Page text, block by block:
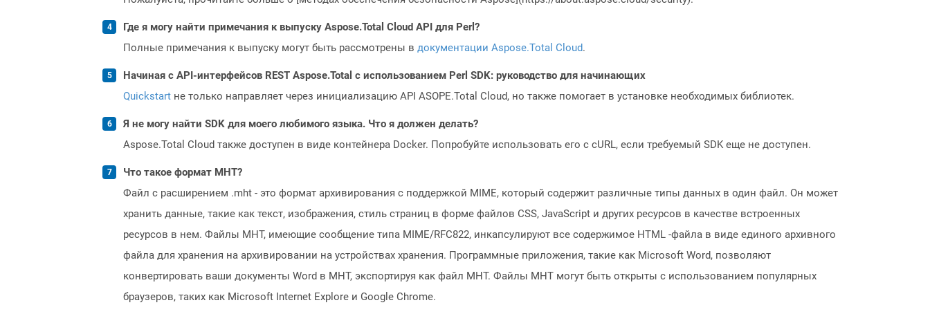
Где я могу найти примечания к выпуску Aspose.Total Cloud API для Perl?
Полные примечания к выпуску могут быть рассмотрены в документации Aspose.Total Cloud.
Начиная с API-интерфейсов REST Aspose.Total с использованием Perl SDK: руководство для начинающих
Quickstart не только направляет через инициализацию API ASOPE.Total Cloud, но также помогает в установке необходимых библиотек.
Я не могу найти SDK для моего любимого языка. Что я должен делать?
Aspose.Total Cloud также доступен в виде контейнера Docker. Попробуйте использовать его с cURL, если требуемый SDK еще не доступен.
Что такое формат MHT?
Файл с расширением .mht - это формат архивирования с поддержкой MIME, который содержит различные типы данных в один файл. Он может
хранить данные, такие как текст, изображения, стиль страниц в форме файлов CSS, JavaScript и других ресурсов в качестве встроенных
ресурсов в нем. Файлы MHT, имеющие сообщение типа MIME/RFC822, инкапсулируют все содержимое HTML -файла в виде единого архивного
файла для хранения на архивировании на устройствах хранения. Программные приложения, такие как Microsoft Word, позволяют
конвертировать ваши документы Word в MHT, экспортируя как файл MHT. Файлы MHT могут быть открыты с использованием популярных
браузеров, таких как Microsoft Internet Explore и Google Chrome.